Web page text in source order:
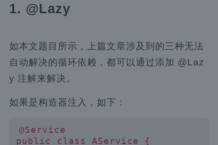
1. @Lazy
如本文题目所示，上篇文章涉及到的三种无法
自动解决的循环依赖，都可以通过添加 @Laz
y 注解来解决。
如果是构造器注入，如下：
@Service
public class AService {